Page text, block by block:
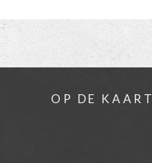
OP DE KAART